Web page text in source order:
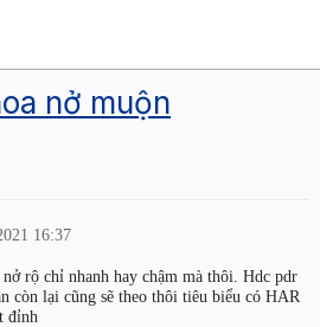
nở muộn
16:37
rộ chỉ nhanh hay chậm mà thôi. Hdc pdr
còn lại cũng sẽ theo thôi tiêu biểu có HAR
đỉnh